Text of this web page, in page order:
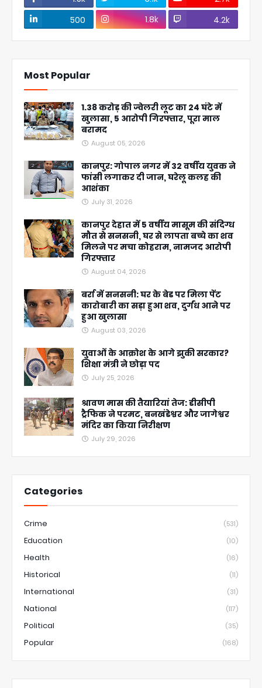
500
1.8k 4.2k
Most Popular
1.38 करोड़ की ज्वेलरी लूट का 24 घंटे में
खुलासा, 5 आरोपी गिरफ्तार, पूरा माल
बरामद
August 05, 2026
कानपुर: गोपाल नगर में 32 वर्षीय युवक ने
फांसी लगाकर दी जान, घरेलू कलह की
आशंका
July 31, 2026
कानपुर देहात में 5 वर्षीय मासूम की संदिग्ध
मौत से सनसनी, घर से लापता बच्चे का शव
मिलने पर मचा कोहराम, नामजद आरोपी
गिरफ्तार
August 04, 2026
बर्रा में सनसनी: घर के बेड पर मिला पेंट
कारोबारी का सड़ा हुआ शव, दुर्गंध आने पर
हुआ खुलासा
August 03, 2026
युवाओं के आक्रोश के आगे झुकी सरकार?
शिक्षा मंत्री ने छोड़ा पद
July 25, 2026
श्रावण मास की तैयारियां तेज: डीसीपी
ट्रैफिक ने परमट, बनखंडेश्वर और जागेश्वर
मंदिर का किया निरीक्षण
July 29, 2026
Categories
Crime (531)
Education (10)
Health (16)
Historical (11)
International (31)
National (117)
Political (35)
Popular (168)